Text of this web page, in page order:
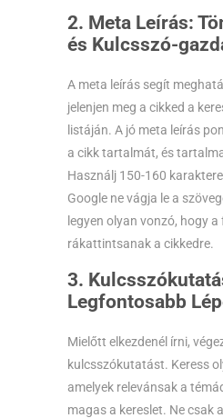
2. Meta Leírás:
és Kulcsszó-
A meta leírás segít
jelenjen meg a cikked a
listáján. A jó meta leírás
a cikk tartalmát, és
Használj 150-160
Google ne vágja le a
legyen olyan vonzó, hogy
rákattintsanak a cikkedre.
3.
Legfontosabb
Mielőtt elkezdenél írni,
kulcsszókutatást. Keress
amelyek relevánsak a
magas a kereslet. Ne csak